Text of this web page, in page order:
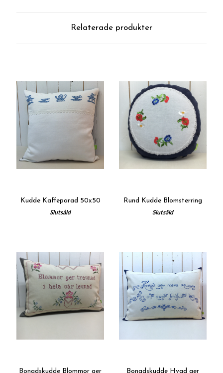
Relaterade produkter
Kudde Kaffeparad 50x50
Slutsåld
Rund Kudde Blomsterring
Slutsåld
Bonadskudde Blommor ger Bonadskudde Hvad ger